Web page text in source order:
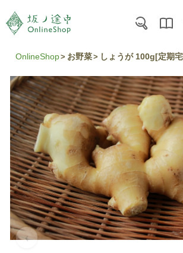
OnlineShop お野菜 しょうが 100g[定期